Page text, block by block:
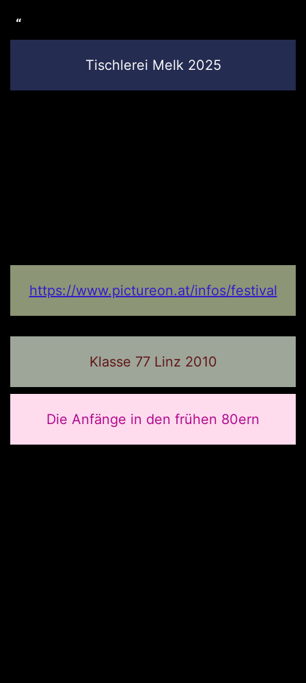
Tischlerei Melk 2025
https://www.pictureon.at/infos/festival
Klasse 77 Linz 2010
Die Anfänge in den frühen 80ern